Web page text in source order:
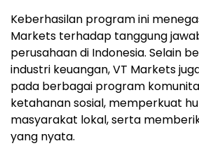
Keberhasilan program ini
Markets terhadap tanggung
perusahaan di Indonesia. Selain
industri keuangan, VT Markets
pada berbagai program
ketahanan sosial, memperkuat
masyarakat lokal, serta
yang nyata.